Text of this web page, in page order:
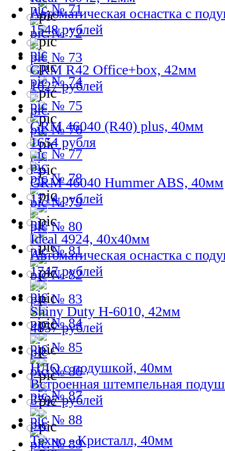
№ 71
№ 72
№ 73
№ 74
№ 75
№ 76
№ 77
№ 78
№ 79
№ 80
№ 81
№ 82
№ 83
№ 84
№ 85
№ 86
№ 87
№ 88
№ 89
Автоматическая оснастка с
1548 рублей
GRM R42 Office+box, 42мм
1627 рублей
GRM 46040 (R40) plus, 40мм
1654 рубля
GRM 46040 Hummer ABS, 40мм
1714 рублей
Ideal 4924, 40х40мм
Автоматическая оснастка с
1747 рублей
Shiny Duty H-6010, 42мм
4857 рублей
НЛО с подушкой, 40мм
Встроенная штемпельная
3797 рублей
Техно - Кристалл, 40мм